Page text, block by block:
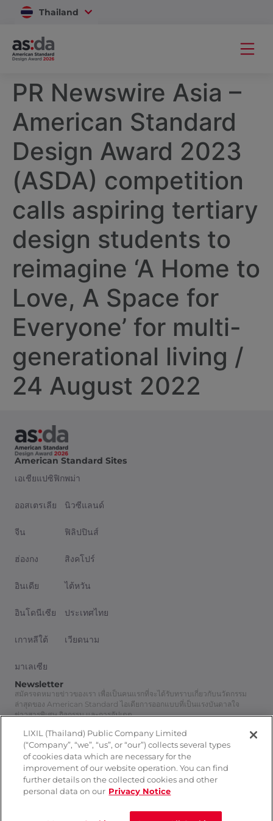
Thailand
Vietnam
PR Newswire Asia –
American Standard
Design Award 2023
(ASDA) competition
calls aspiring tertiary
design students to
reimagine ‘A Home to
Love, A Space for
Everyone’ for multi-
generational living /
24 August 2022
American Standard Sites
เอเชียแปซิฟิก
ออสเตรเลีย
จีน
ฮ่องกง
อินเดีย
อินโดนีเซีย
เกาหลีใต้
มาเลเซีย
พม่า
นิวซีแลนด์
ฟิลิปปินส์
สิงคโปร์
ไต้หวัน
ประเทศไทย
เวียดนาม
Newsletter
สมัครจดหมายข่าวของเรา เพื่อเป็นคนแรกที่จะได้รับทราบเกี่ยวกับนวัตกรรม
ล่าสุดของ American Standard ไอเดียการออกแบบที่เป็นแรงบันดาลใจ
ข่าวสารพิเศษ กิจกรรม และการอัปเดต
สมัครสมาชิก
Follow Us
นโยบายความเป็นส่วนตัว ติดต่อเรา
LIXIL (Thailand) Public Company Limited
(“Company”, “we”, “us”, or “our”) collects several types
of cookies data which are necessary for the
improvement of our website operation. You can find
further details on the collected cookies and other
personal data on our Privacy Notice